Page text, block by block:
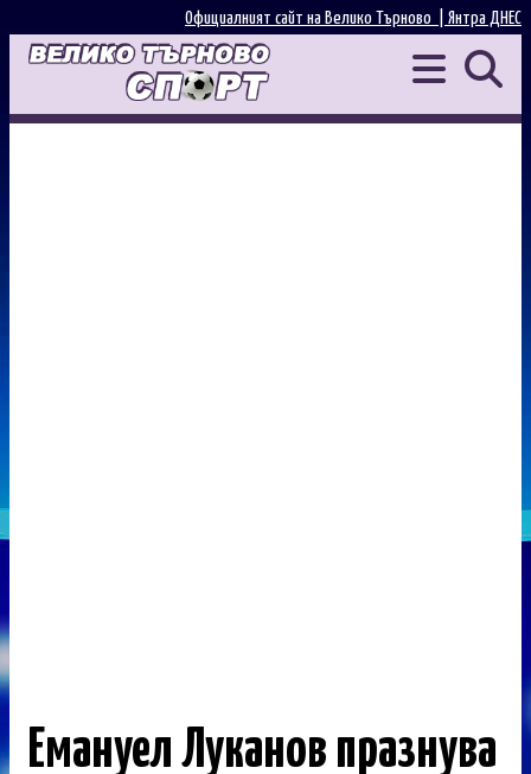
Янтра ДНЕС
Официалният сайт на Велико Търново |
Емануел Луканов празнува